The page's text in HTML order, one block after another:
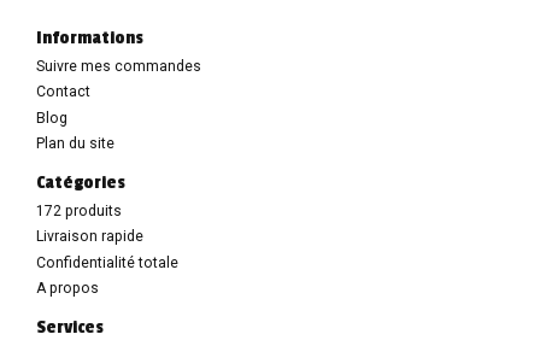
Informations
Suivre mes commandes
Contact
Blog
Plan du site
Catégories
172 produits
Livraison rapide
Confidentialité totale
A propos
Services